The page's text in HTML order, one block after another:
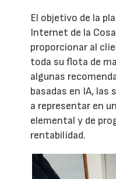
El objetivo de la
Internet de la
proporcionar al
toda su flota de
algunas
basadas en IA, las
a representar en
elemental y de
rentabilidad.